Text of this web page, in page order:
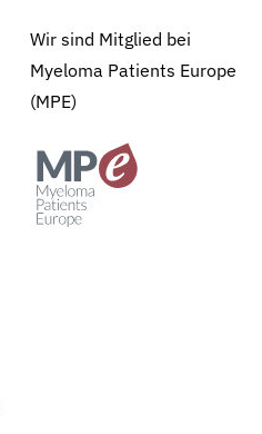
Wir sind Mitglied bei
Myeloma Patients Europe
(MPE)